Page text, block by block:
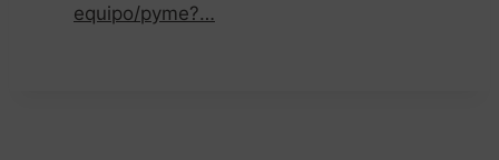
equipo/pyme?…